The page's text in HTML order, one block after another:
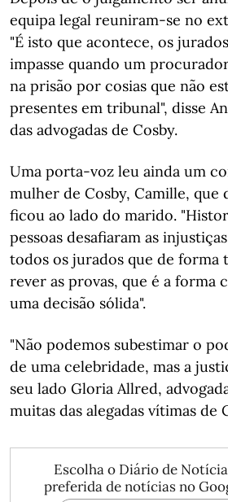
equipa legal reuniram-se no
"É isto que acontece, os
impasse quando um
na prisão por cosias que não
presentes em tribunal", disse
das advogadas de Cosby.
Uma porta-voz leu ainda um
mulher de Cosby, Camille, que
ficou ao lado do marido.
pessoas desafiaram as
todos os jurados que de forma
rever as provas, que é a forma
uma decisão sólida".
"Não podemos subestimar o
de uma celebridade, mas a
seu lado Gloria Allred,
muitas das alegadas vítimas de
Escolha o Diário de
preferida de notícias no